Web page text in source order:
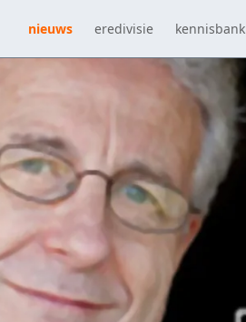
nieuws eredivisie kennisbank